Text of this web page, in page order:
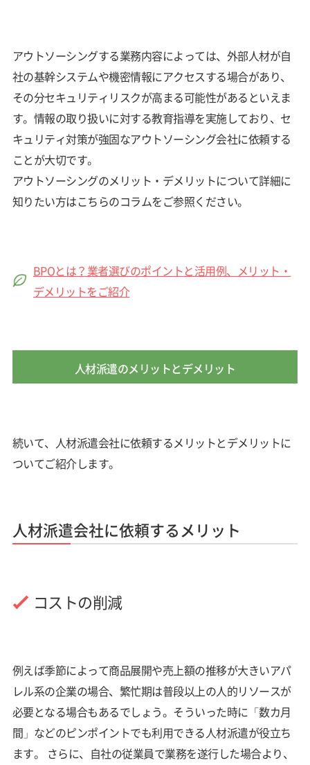
アウトソーシングする業務内容によっては、外部人材が自
社の基幹システムや機密情報にアクセスする場合があり、
その分セキュリティリスクが高まる可能性があるといえま
す。情報の取り扱いに対する教育指導を実施しており、セ
キュリティ対策が強固なアウトソーシング会社に依頼する
ことが大切です。
アウトソーシングのメリット・デメリットについて詳細に
知りたい方はこちらのコラムをご参照ください。
BPOとは？業者選びのポイントと活用例、メリット・
デメリットをご紹介
人材派遣のメリットとデメリット
続いて、人材派遣会社に依頼するメリットとデメリットに
ついてご紹介します。
人材派遣会社に依頼するメリット
コストの削減
例えば季節によって商品展開や売上額の推移が大きいアパ
レル系の企業の場合、繁忙期は普段以上の人的リソースが
必要となる場合もあるでしょう。そういった時に「数カ月
間」などのピンポイントでも利用できる人材派遣が役立ち
ます。 さらに、自社の従業員で業務を遂行した場合より、